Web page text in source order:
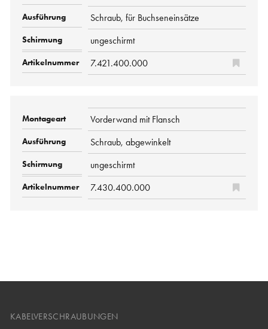
Schraub, für Buchseneinsätze
ungeschirmt
7.421.400.000
Vorderwand mit Flansch
Schraub, abgewinkelt
ungeschirmt
7.430.400.000
KABELVERSCHRAUBUNGEN